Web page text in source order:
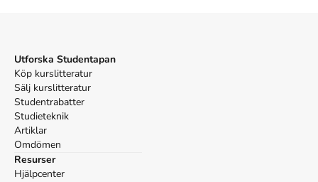
Utforska Studentapan
Köp kurslitteratur
Sälj kurslitteratur
Studentrabatter
Studieteknik
Artiklar
Omdömen
Resurser
Hjälpcenter